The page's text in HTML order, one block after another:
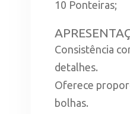
10 Ponteiras;
Consistência
detalhes.
Oferece
bolhas.